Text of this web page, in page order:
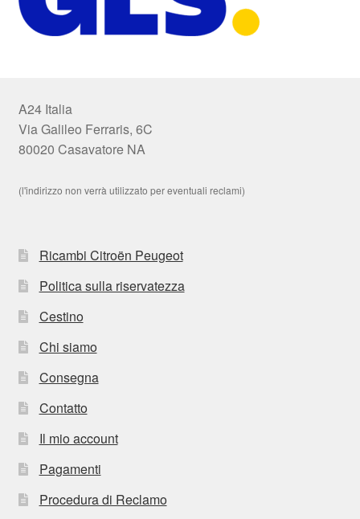
A24 Italia
Via Galileo Ferraris, 6C
80020 Casavatore NA
(l'indirizzo non verrà utilizzato per eventuali reclami)
Ricambi Citroën Peugeot
Politica sulla riservatezza
Cestino
Chi siamo
Consegna
Contatto
Il mio account
Pagamenti
Procedura di Reclamo